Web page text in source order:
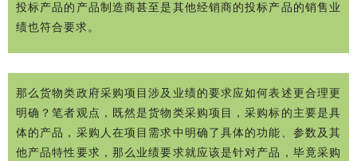
投标产品的产品制造商甚至是其他经销商的投标产品的销售业
绩也符合要求。
那么货物类政府采购项目涉及业绩的要求应如何表述更合理更
明确？笔者观点，既然是货物类采购项目，采购标的主要是具
体的产品，采购人在项目需求中明确了具体的功能、参数及其
他产品特性要求，那么业绩要求就应该是针对产品，毕竟采购